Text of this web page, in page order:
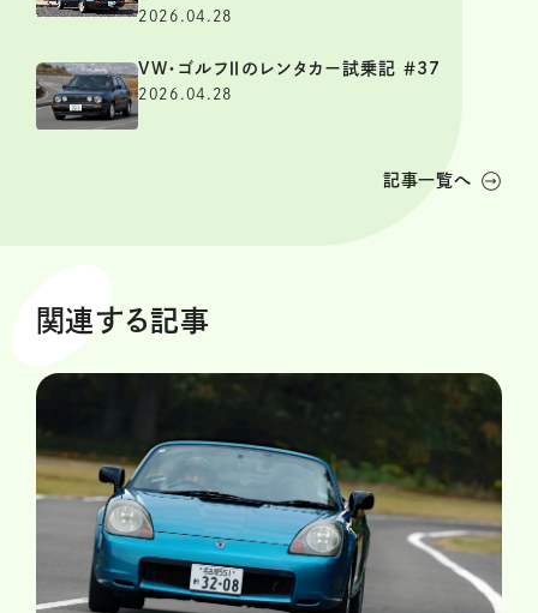
2026.04.28
VW・ゴルフⅡのレンタカー試乗記 ＃37
2026.04.28
記事一覧へ
関連する記事